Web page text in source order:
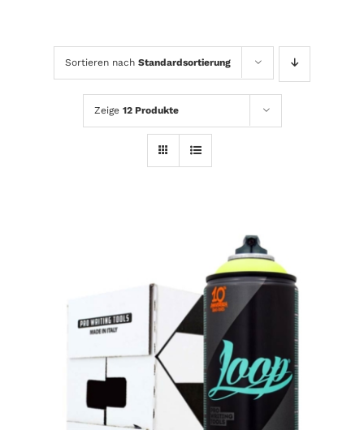
Sortieren nach Standardsortierung
Zeige 12 Produkte